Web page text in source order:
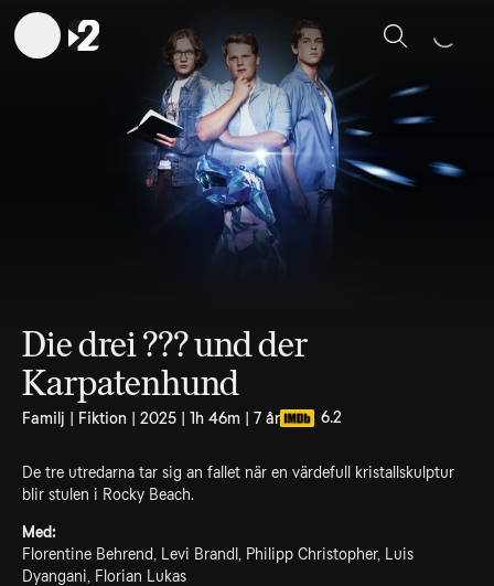
Sök
Die drei ??? und der
Karpatenhund
Familj | Fiktion | 2025 | 1h 46m | 7 år 6.2
De tre utredarna tar sig an fallet när en värdefull kristallskulptur
blir stulen i Rocky Beach.
Med:
Florentine Behrend, Levi Brandl, Philipp Christopher, Luis
Dyangani, Florian Lukas